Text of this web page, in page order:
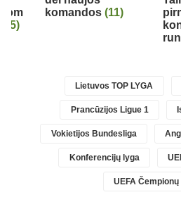
(5)
komandos (11)
Lietuvos TOP LYGA
Prancūzijos Ligue 1
Vokietijos Bundesliga
Konferencijų lyga
UEFA